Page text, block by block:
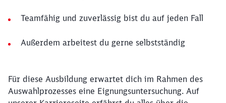
Teamfähig und zuverlässig bist du auf jeden Fall
Außerdem arbeitest du gerne selbstständig
Für diese Ausbildung erwartet dich im Rahmen des
Auswahlprozesses eine Eignungsuntersuchung. Auf